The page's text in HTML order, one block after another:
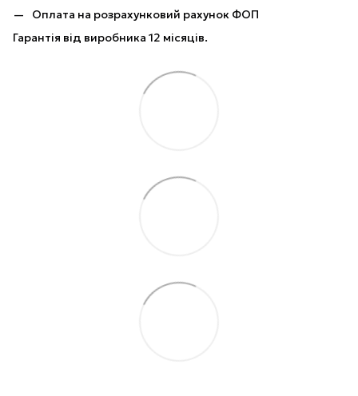
Оплата на розрахунковий рахунок ФОП
Гарантія від виробника 12 місяців.